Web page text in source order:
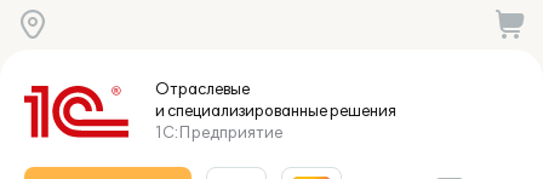
Отраслевые
и специализированныерешения
1С:Предприятие